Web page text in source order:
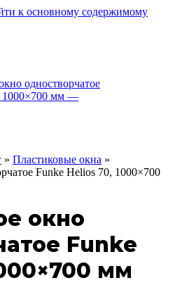
к основному содержимому
» Пластиковые окна »
Funke Helios 70, 1000×700
окно
Funke
мм